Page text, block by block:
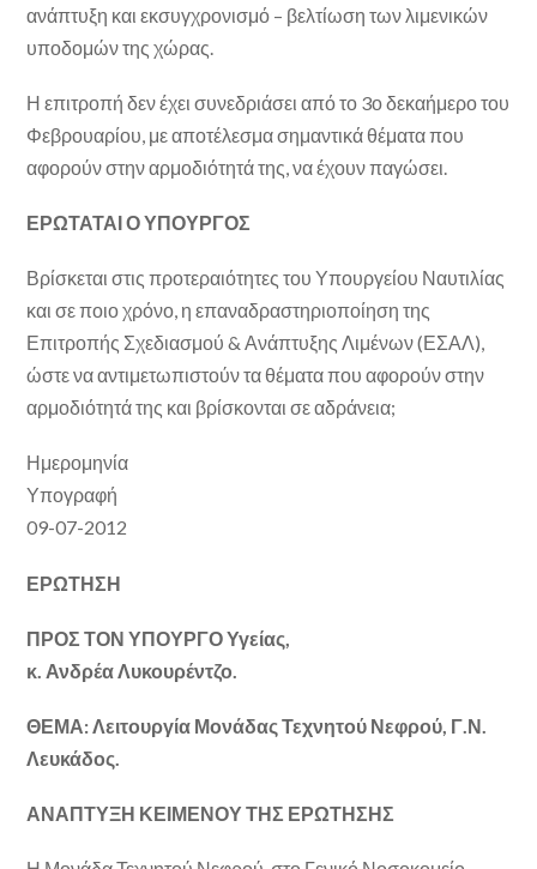
ανάπτυξη και εκσυγχρονισμό – βελτίωση των λιμενικών
υποδομών της χώρας.
Η επιτροπή δεν έχει συνεδριάσει από το 3ο δεκαήμερο του
Φεβρουαρίου, με αποτέλεσμα σημαντικά θέματα που
αφορούν στην αρμοδιότητά της, να έχουν παγώσει.
ΕΡΩΤΑΤΑΙ Ο ΥΠΟΥΡΓΟΣ
Βρίσκεται στις προτεραιότητες του Υπουργείου Ναυτιλίας
και σε ποιο χρόνο, η επαναδραστηριοποίηση της
Επιτροπής Σχεδιασμού & Ανάπτυξης Λιμένων (ΕΣΑΛ),
ώστε να αντιμετωπιστούν τα θέματα που αφορούν στην
αρμοδιότητά της και βρίσκονται σε αδράνεια;
Ημερομηνία
Υπογραφή
09-07-2012
ΕΡΩΤΗΣΗ
ΠΡΟΣ ΤΟΝ ΥΠΟΥΡΓΟ Υγείας,
κ. Ανδρέα Λυκουρέντζο.
ΘΕΜΑ: Λειτουργία Μονάδας Τεχνητού Νεφρού, Γ.Ν.
Λευκάδος.
ΑΝΑΠΤΥΞΗ ΚΕΙΜΕΝΟΥ ΤΗΣ ΕΡΩΤΗΣΗΣ